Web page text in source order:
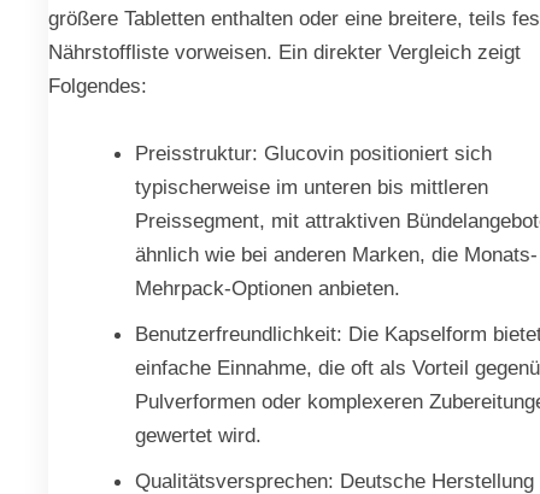
größere Tabletten enthalten oder eine breitere, teils
Nährstoffliste vorweisen. Ein direkter Vergleich zeigt
Folgendes:
Preisstruktur: Glucovin positioniert sich
typischerweise im unteren bis mittleren
Preissegment, mit attraktiven
ähnlich wie bei anderen Marken, die
Mehrpack-Optionen anbieten.
Benutzerfreundlichkeit: Die Kapselform
einfache Einnahme, die oft als Vorteil
Pulverformen oder komplexeren
gewertet wird.
Qualitätsversprechen: Deutsche Herstellung